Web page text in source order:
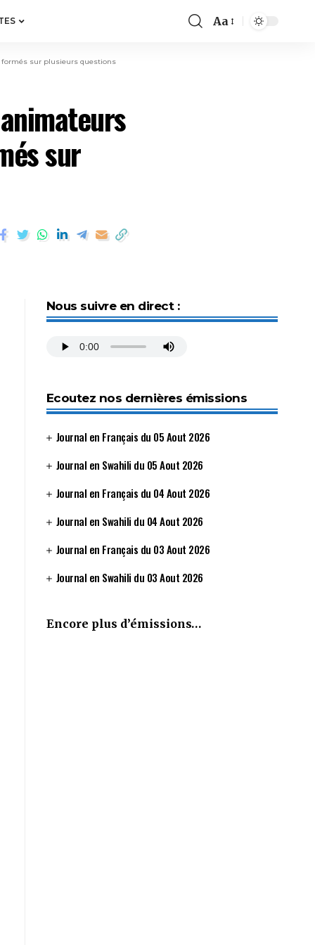
Aa
formés sur plusieurs questions
sur
Nous suivre en direct :
Ecoutez nos dernières émissions
Journal en Français du 05 Aout 2026
Journal en Swahili du 05 Aout 2026
Journal en Français du 04 Aout 2026
Journal en Swahili du 04 Aout 2026
Journal en Français du 03 Aout 2026
Journal en Swahili du 03 Aout 2026
Encore plus d’émissions…